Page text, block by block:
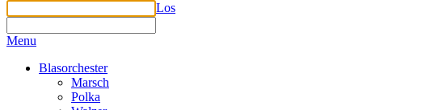
Los
Menu
Blasorchester
Marsch
Polka